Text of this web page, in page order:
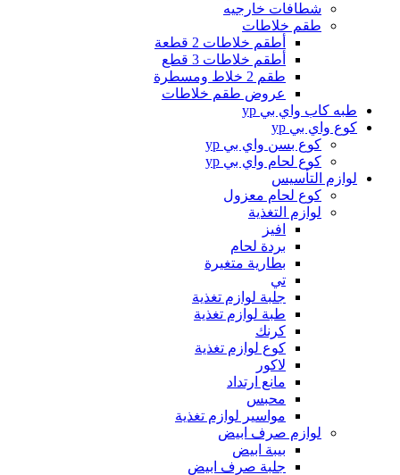
شطافات خارجيه
طقم خلاطات
أطقم خلاطات 2 قطعة
أطقم خلاطات 3 قطع
طقم 2 خلاط ومسطرة
عروض طقم خلاطات
طبه كاب واي بي yp
كوع واي بي yp
كوع بسن واي بي yp
كوع لحام واي بي yp
لوازم التأسيس
كوع لحام معزول
لوازم التغذية
افيز
بردة لحام
بطارية متغيرة
تي
جلبة لوازم تغذية
طبة لوازم تغذية
كرنك
كوع لوازم تغذية
لاكور
مانع ارتداد
محبس
مواسير لوازم تغذية
لوازم صرف ابيض
بيبة ابيض
جلبة صرف ابيض